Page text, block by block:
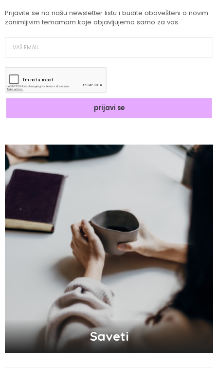
Prijavite se na našu newsletter listu i budite obavešteni o novim
zanimljivim temamam koje objavljujemo samo za vas.
Saveti